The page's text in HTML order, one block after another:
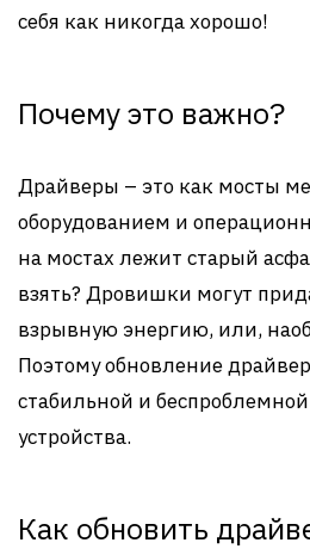
себя как никогда хорошо!
Почему это важно?
Драйверы – это как мосты
оборудованием и
на мостах лежит старый
взять? Дровишки могут
взрывную энергию, или,
Поэтому обновление
стабильной и
устройства.
Как обновить